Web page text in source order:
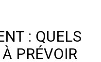
: QUELS
PRÉVOIR